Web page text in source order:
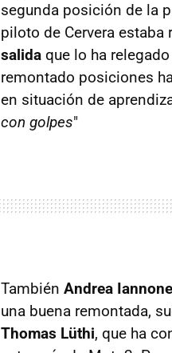
segunda posición de la
piloto de Cervera estaba
salida que lo ha
remontado posiciones
en situación de
con golpes"
También Andrea Iannone
una buena remontada,
Thomas Lüthi, que ha